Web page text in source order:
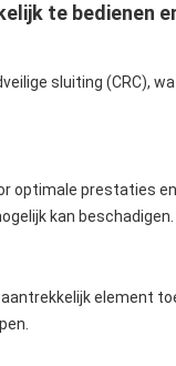
te bedienen
sluiting (CRC),
optimale prestaties
kan beschadigen.
element